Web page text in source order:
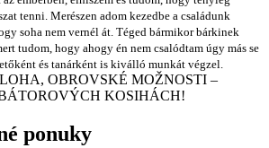
tenni. Merészen adom kezedbe a családunk
soha nem vernél át. Téged bármikor bárkinek
tudom, hogy ahogy én nem csalódtam úgy más se
és tanárként is kiválló munkát végzel.
ponuky